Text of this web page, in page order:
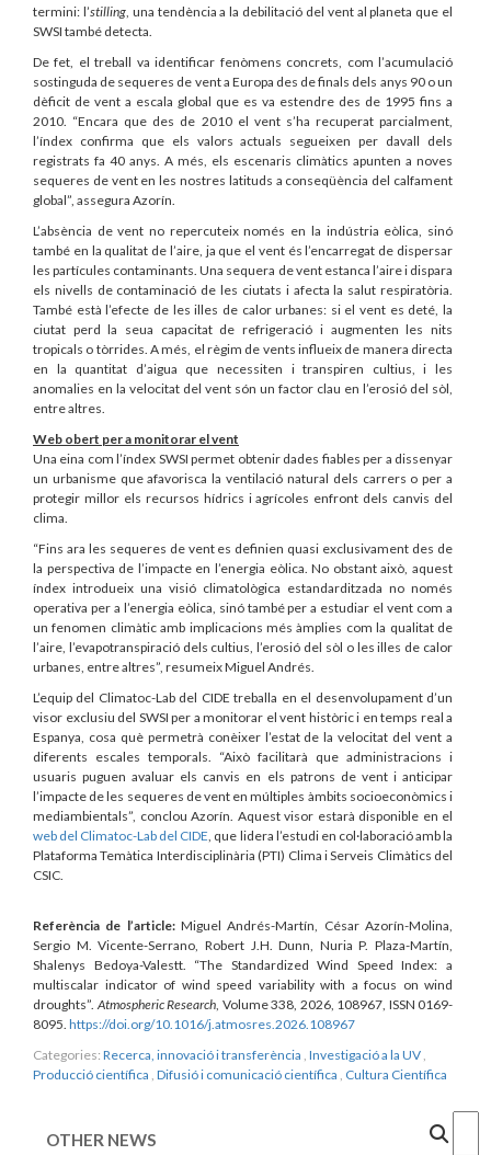
termini: l’stilling, una tendència a la debilitació del vent al planeta que el
SWSI també detecta.
De fet, el treball va identificar fenòmens concrets, com l’acumulació
sostinguda de sequeres de vent a Europa des de finals dels anys 90 o un
dèficit de vent a escala global que es va estendre des de 1995 fins a
2010. “Encara que des de 2010 el vent s’ha recuperat parcialment,
l’índex confirma que els valors actuals segueixen per davall dels
registrats fa 40 anys. A més, els escenaris climàtics apunten a noves
sequeres de vent en les nostres latituds a conseqüència del calfament
global”, assegura Azorín.
L’absència de vent no repercuteix només en la indústria eòlica, sinó
també en la qualitat de l’aire, ja que el vent és l’encarregat de dispersar
les partícules contaminants. Una sequera de vent estanca l’aire i dispara
els nivells de contaminació de les ciutats i afecta la salut respiratòria.
També està l’efecte de les illes de calor urbanes: si el vent es deté, la
ciutat perd la seua capacitat de refrigeració i augmenten les nits
tropicals o tòrrides. A més, el règim de vents influeix de manera directa
en la quantitat d’aigua que necessiten i transpiren cultius, i les
anomalies en la velocitat del vent són un factor clau en l’erosió del sòl,
entre altres.
Web obert per a monitorar el vent
Una eina com l’índex SWSI permet obtenir dades fiables per a dissenyar
un urbanisme que afavorisca la ventilació natural dels carrers o per a
protegir millor els recursos hídrics i agrícoles enfront dels canvis del
clima.
“Fins ara les sequeres de vent es definien quasi exclusivament des de
la perspectiva de l’impacte en l’energia eòlica. No obstant això, aquest
índex introdueix una visió climatològica estandarditzada no només
operativa per a l’energia eòlica, sinó també per a estudiar el vent com a
un fenomen climàtic amb implicacions més àmplies com la qualitat de
l’aire, l’evapotranspiració dels cultius, l’erosió del sòl o les illes de calor
urbanes, entre altres”, resumeix Miguel Andrés.
L’equip del Climatoc-Lab del CIDE treballa en el desenvolupament d’un
visor exclusiu del SWSI per a monitorar el vent històric i en temps real a
Espanya, cosa què permetrà conèixer l’estat de la velocitat del vent a
diferents escales temporals. “Això facilitarà que administracions i
usuaris puguen avaluar els canvis en els patrons de vent i anticipar
l’impacte de les sequeres de vent en múltiples àmbits socioeconòmics i
mediambientals”, conclou Azorín. Aquest visor estarà disponible en el
web del Climatoc-Lab del CIDE , que lidera l’estudi en col·laboració amb la
Plataforma Temàtica Interdisciplinària (PTI) Clima i Serveis Climàtics del
CSIC.
Referència de l’article:Miguel Andrés-Martín, César Azorín-Molina,
Sergio M. Vicente-Serrano, Robert J.H. Dunn, Nuria P. Plaza-Martín,
Shalenys Bedoya-Valestt. “The Standardized Wind Speed Index: a
multiscalar indicator of wind speed variability with a focus on wind
droughts”. Atmospheric Research , Volume 338, 2026, 108967, ISSN 0169-
8095. https://doi.org/10.1016/j.atmosres.2026.108967
Categories: Recerca, innovació i transferència Investigació a la UV
Producció científica Difusió i comunicació científica Cultura Científica
OTHER NEWS